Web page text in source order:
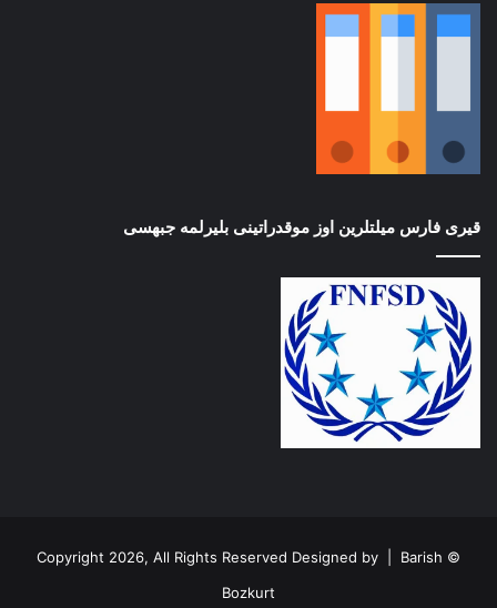
قیری فارس میلتلرین اوز موقدراتینی بلیرلمه جبهسی
© Copyright 2026, All Rights Reserved Designed by |
Barish
Bozkurt